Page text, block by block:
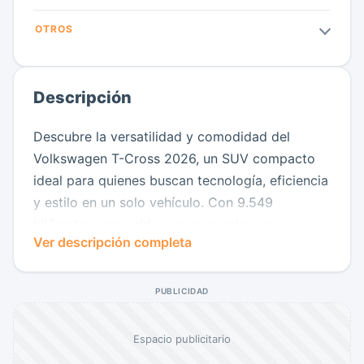
OTROS
Descripción
Descubre la versatilidad y comodidad del
Volkswagen T-Cross 2026, un SUV compacto
ideal para quienes buscan tecnología, eficiencia
y estilo en un solo vehículo. Con 9.549
excelentes condiciones y listo para
acompañarte en cualquier trayecto.
con pantalla multimedia, conectividad para
Ver descripción completa
PUBLICIDAD
Espacio publicitario